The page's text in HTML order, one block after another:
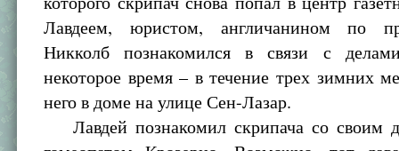
Лавдеем, юристом, англичанином по
Никколб познакомился в связи с
некоторое время – в течение трех зимних
него в доме на улице Сен-Лазар.
Лавдей познакомил скрипача со своим